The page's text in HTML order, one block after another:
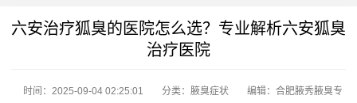
六安治疗狐臭的医院怎么选？专业解析六安狐臭
治疗医院
时间：2025-09-04 02:25:01 分类： 腋臭症状
编辑：合肥腋秀腋臭专